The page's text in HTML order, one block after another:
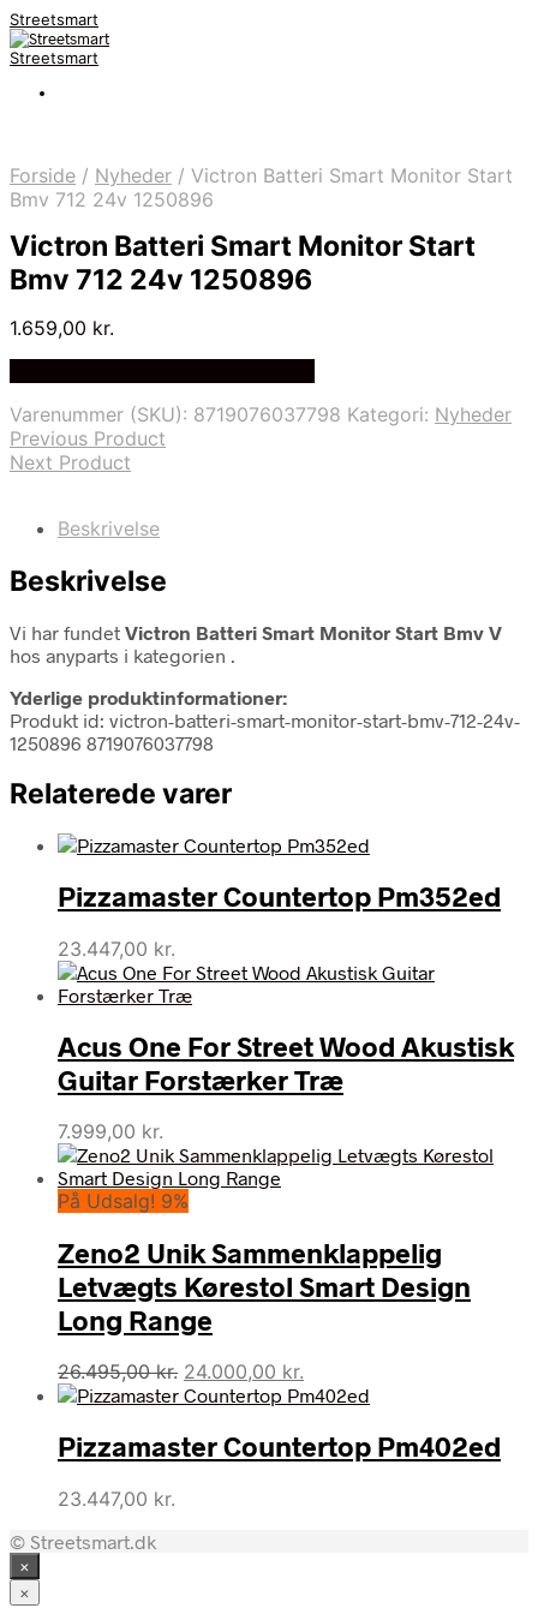
Streetsmart
Streetsmart
Forside / Nyheder / Victron Batteri Smart Monitor Start
Bmv 712 24v 1250896
Victron Batteri Smart Monitor Start
Bmv 712 24v 1250896
1.659,00 kr.
Varenummer (SKU): 8719076037798 Kategori: Nyheder
Previous Product
Next Product
Beskrivelse
Beskrivelse
Vi har fundet Victron Batteri Smart Monitor Start Bmv V
hos anyparts i kategorien .
Yderlige produktinformationer:
Produkt id: victron-batteri-smart-monitor-start-bmv-712-24v-
1250896 8719076037798
Relaterede varer
Pizzamaster Countertop Pm352ed
23.447,00 kr.
Acus One For Street Wood Akustisk
Guitar Forstærker Træ
7.999,00 kr.
På Udsalg! 9%
Zeno2 Unik Sammenklappelig
Letvægts Kørestol Smart Design
Long Range
26.495,00kr. Den
oprindelige
var:
26.495,00 kr..
24.000,00 kr.
aktuelle
er:
24.000,00 kr..
Pizzamaster Countertop Pm402ed
23.447,00 kr.
© Streetsmart.dk
×
×